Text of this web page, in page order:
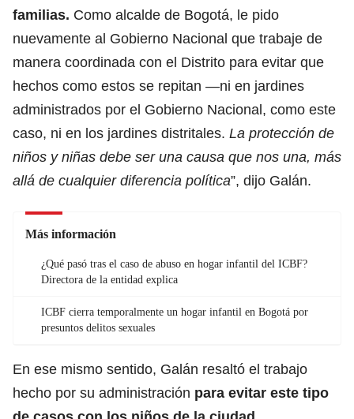
familias. Como alcalde de Bogotá, le pido
nuevamente al Gobierno Nacional que trabaje de
manera coordinada con el Distrito para evitar que
hechos como estos se repitan —ni en jardines
administrados por el Gobierno Nacional, como este
caso, ni en los jardines distritales. La protección de
niños y niñas debe ser una causa que nos una, más
allá de cualquier diferencia política”, dijo Galán.
Más información
¿Qué pasó tras el caso de abuso en hogar infantil del ICBF?
Directora de la entidad explica
ICBF cierra temporalmente un hogar infantil en Bogotá por
presuntos delitos sexuales
En ese mismo sentido, Galán resaltó el trabajo
hecho por su administración para evitar este tipo